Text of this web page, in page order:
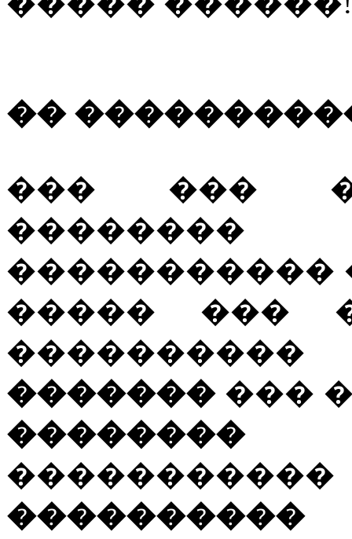
��
��� ���
��������
�����������
����� ���
����������
��������
����������